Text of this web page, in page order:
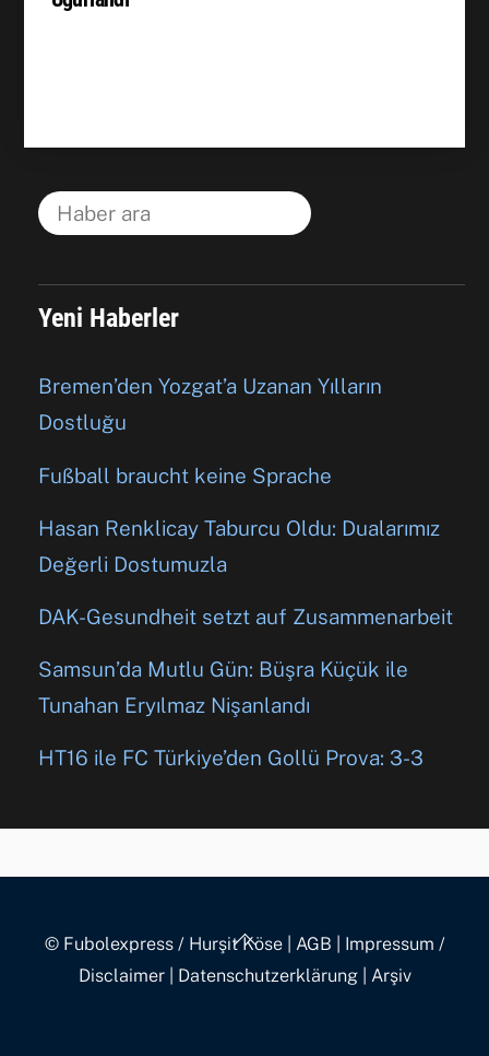
Yeni Haberler
Bremen’den Yozgat’a Uzanan Yılların
Dostluğu
Fußball braucht keine Sprache
Hasan Renklicay Taburcu Oldu: Dualarımız
Değerli Dostumuzla
DAK-Gesundheit setzt auf Zusammenarbeit
Samsun’da Mutlu Gün: Büşra Küçük ile
Tunahan Eryılmaz Nişanlandı
HT16 ile FC Türkiye’den Gollü Prova: 3-3
Back
To
© Fubolexpress / Hurşit Köse| AGB
Impressum /
Disclaimer| Datenschutzerklärung| Arşiv